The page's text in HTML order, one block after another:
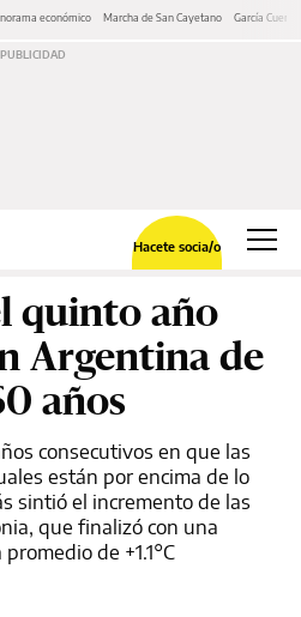
económico Marcha de San Cayetano García Cuerva
Hacete socia/o
quinto año
Argentina de
años
consecutivos en que las
están por encima de lo
sintió el incremento de las
que finalizó con una
de +1.1°C